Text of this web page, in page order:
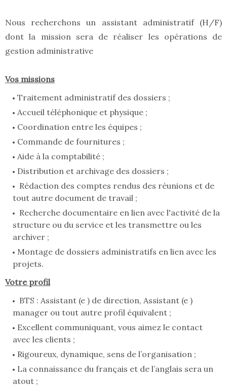
Nous recherchons un assistant administratif (H/F)
dont la mission sera de réaliser les opérations de
gestion administrative
Vos missions
Traitement administratif des dossiers ;
Accueil téléphonique et physique ;
Coordination entre les équipes ;
Commande de fournitures ;
Aide à la comptabilité ;
Distribution et archivage des dossiers ;
Rédaction des comptes rendus des réunions et de
tout autre document de travail ;
Recherche documentaire en lien avec l'activité de la
structure ou du service et les transmettre ou les
archiver ;
Montage de dossiers administratifs en lien avec les
projets.
Votre profil
BTS : Assistant (e ) de direction, Assistant (e )
manager ou tout autre profil équivalent ;
Excellent communiquant, vous aimez le contact
avec les clients ;
Rigoureux, dynamique, sens de l’organisation ;
La connaissance du français et de l’anglais sera un
atout ;